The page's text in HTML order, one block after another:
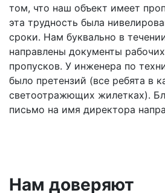
том, что наш объект имеет
эта трудность была
сроки. Нам буквально в
направлены документы
пропусков. У инженера по
было претензий (все ребята в
светоотражющих жилетках).
письмо на имя директора
Нам доверяют